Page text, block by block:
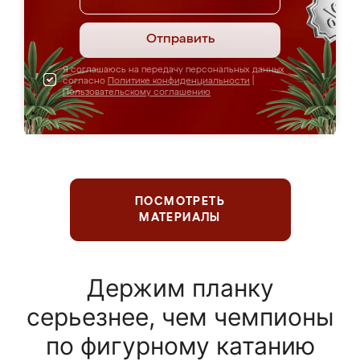
Отправить
Я соглашаюсь на передачу персональных данных
согласно Политике конфиденциальности
Пользовательскому соглашению
ПОСМОТРЕТЬ
МАТЕРИАЛЫ
Держим планку
серьезнее, чем чемпионы
по фигурному катанию